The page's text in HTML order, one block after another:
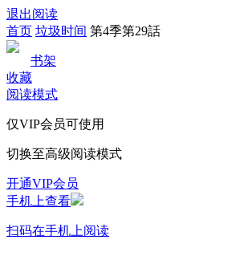
退出阅读
首页 垃圾时间 第4季第29話
书架
收藏
阅读模式
仅VIP会员可使用
切换至高级阅读模式
开通VIP会员
手机上查看
扫码在手机上阅读